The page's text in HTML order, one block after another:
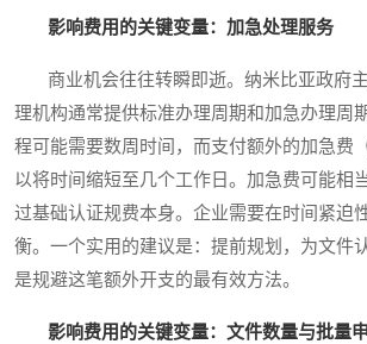
影响费用的关键变量：加急处理服务
商业机会往往转瞬即逝。纳米比亚政府
理机构通常提供标准办理周期和加急办理周
程可能需要数周时间，而支付额外的加急费（
以将时间缩短至几个工作日。加急费可能相
过基础认证规费本身。企业需要在时间紧迫
衡。一个实用的建议是：提前规划，为文件
是规避这笔额外开支的最有效方法。
影响费用的关键变量：文件数量与批量